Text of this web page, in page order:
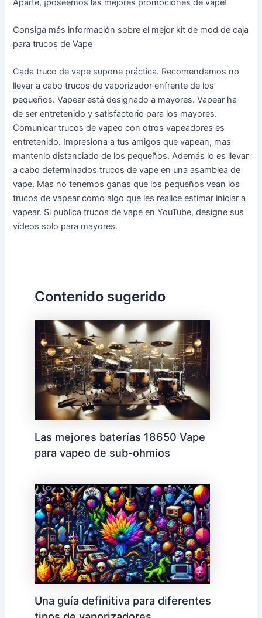
Consiga más información sobre el mejor kit de mod de caja
para trucos de Vape
Cada truco de vape supone práctica. Recomendamos no
llevar a cabo trucos de vaporizador enfrente de los
pequeños. Vapear está designado a mayores. Vapear ha
de ser entretenido y satisfactorio para los mayores.
Comunicar trucos de vapeo con otros vapeadores es
entretenido. Impresiona a tus amigos que vapean, mas
mantenlo distanciado de los pequeños. Además lo es llevar
a cabo determinados trucos de vape en una asamblea de
vape. Mas no tenemos ganas que los pequeños vean los
trucos de vapear como algo que les realice estimar iniciar a
vapear. Si publica trucos de vape en YouTube, designe sus
vídeos solo para mayores.
Contenido sugerido
Las mejores baterías 18650 Vape
para vapeo de sub-ohmios
Una guía definitiva para diferentes